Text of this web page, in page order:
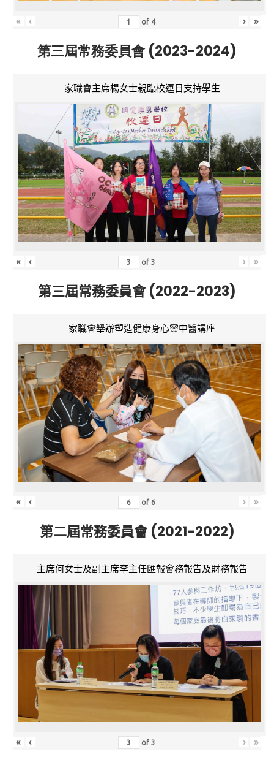
« ‹ of 4 › »
第三屆常務委員會 (2023-2024)
家職會主席楊女士親臨校運日支持學生
« ‹ of3 › »
第三屆常務委員會 (2022-2023)
家職會舉辦塑造健康身心靈中醫講座
« ‹ of 6 › »
第二屆常務委員會 (2021-2022)
主席何女士及副主席李主任匯報會務報告及財務報告
« ‹ of3 › »